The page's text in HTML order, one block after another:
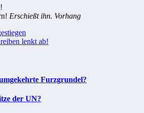
Erschießt ihn. Vorhang
lenkt ab!
Furzgrundel?
der UN?